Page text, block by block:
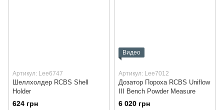
Артикул: Lee6747
Шеллхолдер RCBS Shell
Holder
624 грн
Видео
Артикул: Lee7012
Дозатор Пороха RCBS Uniflow
III Bench Powder Measure
6 020 грн